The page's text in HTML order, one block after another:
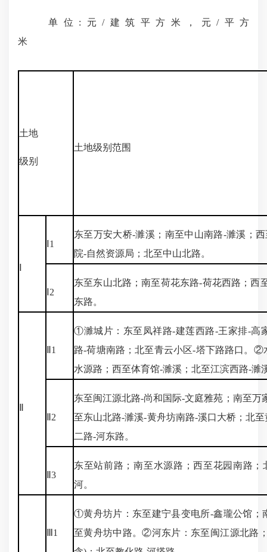
单位:元/建筑平方米，元/平方
土地
级别
土地级别范围
Ⅰ1
东至万安大桥-濉溪；南至中山南路-濉溪；
院-自然资源局；北至中山北路。
Ⅰ2
东至东山北路；南至荷花东路-荷花西路；西
东路。
Ⅱ1
①濉城片：东至凤祥路-建莲西路-王家排-高
路-荷塘南路；北至青云小区-塔下路路口。②
水源路；西至体育馆-濉溪；北至江滨西路-濉
Ⅱ2
东至闽江源北路-尚和国际-文庭雅苑；南至万
至东山北路-濉溪-黄舟坊南路-溪口大桥；北
二路-河东路。
Ⅱ3
东至站前路；南至水源路；西至花园南路
河。
Ⅲ1
①黄舟坊片：东至建宁县变电所-鑫瓏公馆；
至黄舟坊中路。②河东片：东至闽江源北路